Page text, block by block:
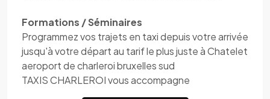
Formations / Séminaires
Programmez vos trajets en taxi depuis votre arrivée
jusqu'à votre départ au tarif le plus juste à Chatelet
aeroport de charleroi bruxelles sud
TAXIS CHARLEROI vous accompagne